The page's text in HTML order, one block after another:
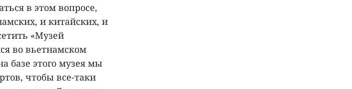
в этом вопросе,
и китайских, и
«Музей
во вьетнамском
базе этого музея мы
чтобы все-таки